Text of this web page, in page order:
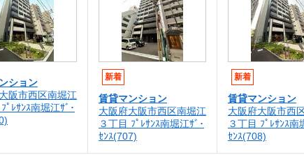
ション
阪市西区南堀江
ﾟﾚｻﾝｽ南堀江ｻﾞ･
新着
賃貸マンション
大阪府大阪市西区南堀江
３丁目 ﾌﾟﾚｻﾝｽ南堀江ｻﾞ･
ｾﾝｽ(707)
新着
賃貸マンション
大阪府大阪市西
３丁目 ﾌﾟﾚｻﾝｽ南
ｾﾝｽ(708)